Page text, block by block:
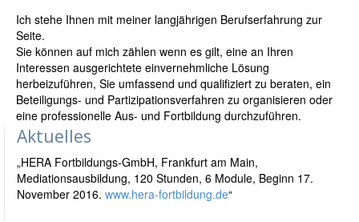
Ich stehe Ihnen mit meiner langjährigen Berufserfahrung zur
Seite.
Sie können auf mich zählen wenn es gilt, eine an Ihren
Interessen ausgerichtete einvernehmliche Lösung
herbeizuführen, Sie umfassend und qualifiziert zu beraten, ein
Beteiligungs- und Partizipationsverfahren zu organisieren oder
eine professionelle Aus- und Fortbildung durchzuführen.
Aktuelles
„HERA Fortbildungs-GmbH, Frankfurt am Main,
Mediationsausbildung, 120 Stunden, 6 Module, Beginn 17.
November 2016. www.hera-fortbildung.de“